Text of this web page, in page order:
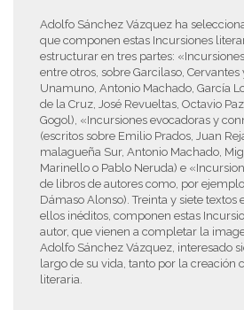
Adolfo Sánchez Vázquez ha
que componen estas Incursiones
estructurar en tres partes:
entre otros, sobre Garcilaso, Cervantes
Unamuno, Antonio Machado, García
de la Cruz, José Revueltas, Octavio
Gogol), «Incursiones evocadoras y
(escritos sobre Emilio Prados, Juan
malagueña Sur, Antonio Machado,
Marinello o Pablo Neruda) e
de libros de autores como, por
Dámaso Alonso). Treinta y siete textos
ellos inéditos, componen estas
autor, que vienen a completar la
Adolfo Sánchez Vázquez, interesado
largo de su vida, tanto por la creación
literaria.